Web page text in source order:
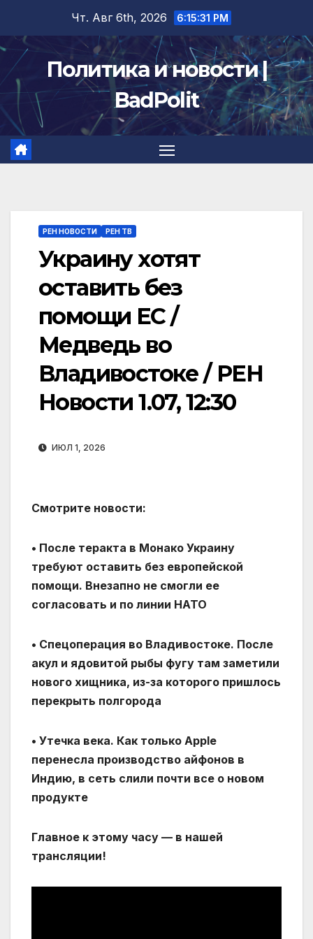
содержимому
Чт. Авг 6th, 2026 6:15:31 PM
Политика и новости |
BadPolit
РЕН НОВОСТИ РЕН ТВ
Украину хотят
оставить без
помощи ЕС /
Медведь во
Владивостоке / РЕН
Новости 1.07, 12:30
ИЮЛ 1, 2026
Смотрите новости:
• После теракта в Монако Украину
требуют оставить без европейской
помощи. Внезапно не смогли ее
согласовать и по линии НАТО
• Спецоперация во Владивостоке. После
акул и ядовитой рыбы фугу там заметили
нового хищника, из-за которого пришлось
перекрыть полгорода
• Утечка века. Как только Apple
перенесла производство айфонов в
Индию, в сеть слили почти все о новом
продукте
Главное к этому часу — в нашей
трансляции!